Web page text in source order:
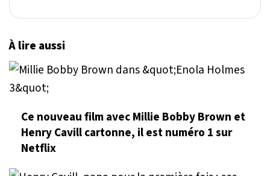
À lire aussi
Ce nouveau film avec Millie Bobby Brown et
Henry Cavill cartonne, il est numéro 1 sur
Netflix